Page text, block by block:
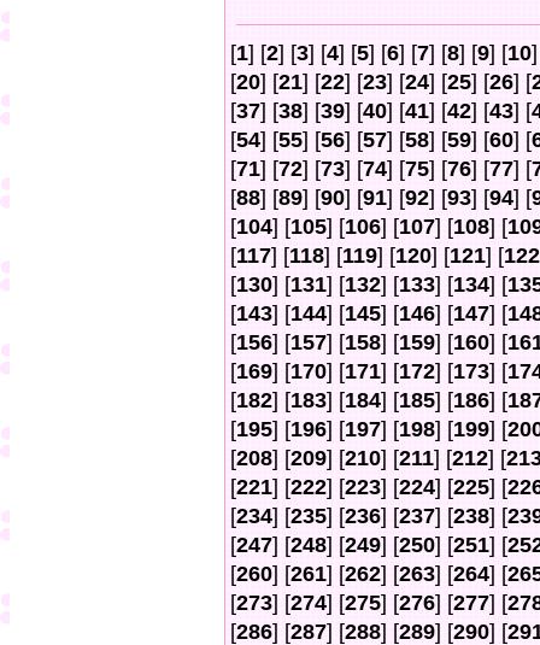
[1] [2] [3] [4] [5] [6] [7] [8] [9] [10
[20] [21] [22] [23] [24] [25] [26] [
[37] [38] [39] [40] [41] [42] [43] [
[54] [55] [56] [57] [58] [59] [60] [
[71] [72] [73] [74] [75] [76] [77] [
[88] [89] [90] [91] [92] [93] [94] [
[104] [105] [106] [107] [108] [
[117] [118] [119] [120] [121] [122
[130] [131] [132] [133] [134] [
[143] [144] [145] [146] [147] [
[156] [157] [158] [159] [160] [
[169] [170] [171] [172] [173] [
[182] [183] [184] [185] [186] [
[195] [196] [197] [198] [199] [
[208] [209] [210] [211] [212] [
[221] [222] [223] [224] [225] [
[234] [235] [236] [237] [238] [
[247] [248] [249] [250] [251] [
[260] [261] [262] [263] [264] [
[273] [274] [275] [276] [277] [
[286] [287] [288] [289] [290] [